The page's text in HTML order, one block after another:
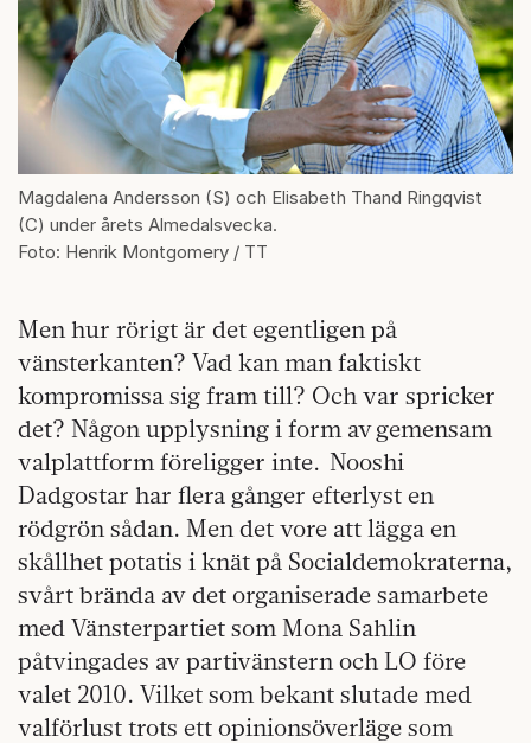
Magdalena Andersson (S) och Elisabeth Thand Ringqvist
(C) under årets Almedalsvecka.
Foto: Henrik Montgomery / TT
Men hur rörigt är det egentligen på
vänsterkanten? Vad kan man faktiskt
kompromissa sig fram till? Och var spricker
det? Någon upplysning i form av gemensam
valplattform föreligger inte. Nooshi
Dadgostar har flera gånger efterlyst en
rödgrön sådan. Men det vore att lägga en
skållhet potatis i knät på Socialdemokraterna,
svårt brända av det organiserade samarbete
med Vänsterpartiet som Mona Sahlin
påtvingades av partivänstern och LO före
valet 2010. Vilket som bekant slutade med
valförlust trots ett opinionsöverläge som